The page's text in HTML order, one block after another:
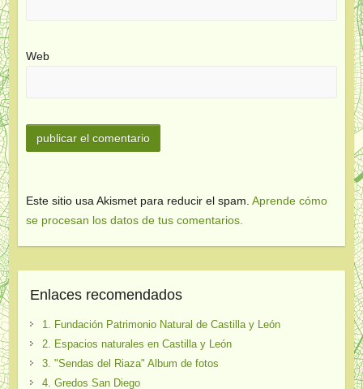
Web
Este sitio usa Akismet para reducir el spam. Aprende cómo
se procesan los datos de tus comentarios.
Enlaces recomendados
1. Fundación Patrimonio Natural de Castilla y León
2. Espacios naturales en Castilla y León
3. "Sendas del Riaza" Album de fotos
4. Gredos San Diego